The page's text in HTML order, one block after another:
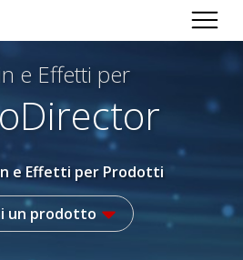
e Effetti per
e Effetti per Prodotti
un prodotto